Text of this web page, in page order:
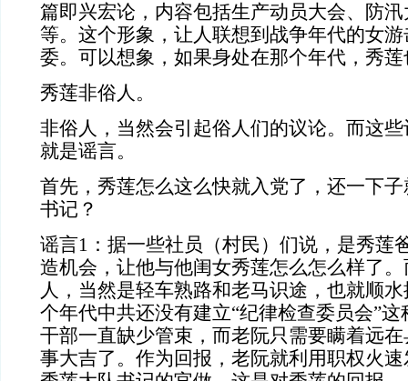
篇即兴宏论，内容包括生产动员大会、防
等。这个形象，让人联想到战争年代的女
委。可以想象，如果身处在那个年代，秀
秀莲非俗人。
非俗人，当然会引起俗人们的议论。而这
就是谣言。
首先，秀莲怎么这么快就入党了，还一下
书记？
谣言1 ：据一些社员（村民）们说，是秀莲
造机会，让他与他闺女秀莲怎么怎么样了
人，当然是轻车熟路和老马识途，也就顺
个年代中共还没有建立“纪律检查委员会”
干部一直缺少管束，而老阮只需要瞒着远
事大吉了。作为回报，老阮就利用职权火